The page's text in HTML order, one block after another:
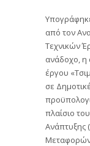
από τον
Τεχνικών
ανάδοχο, η
έργου
σε
πλαίσιο
Ανάπτυξης
Μεταφορών